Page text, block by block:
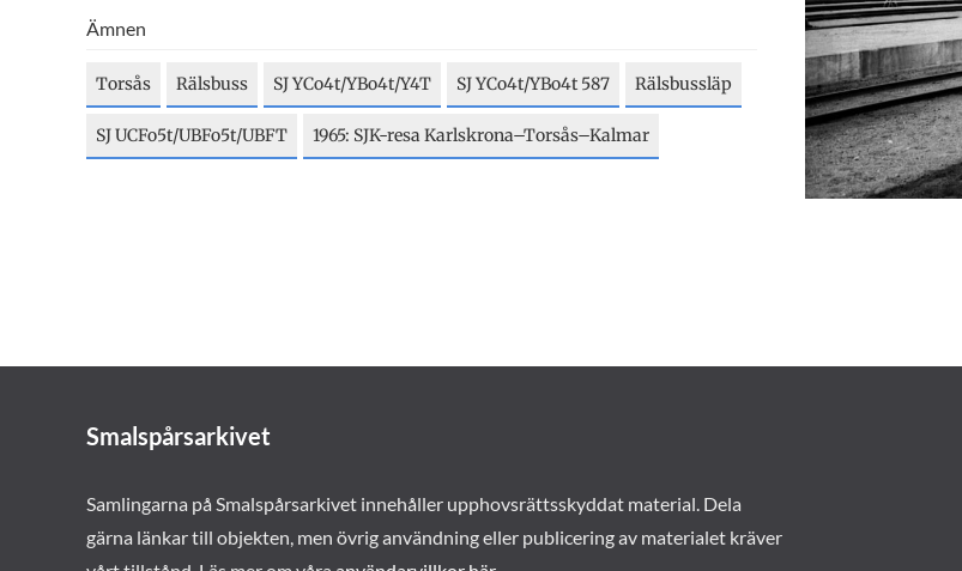
Ämnen
Torsås Rälsbuss SJ YCo4t/YBo4t/Y4T SJ YCo4t/YBo4t 587 Rälsbussläp
SJ UCFo5t/UBFo5t/UBFT 1965: SJK-resa Karlskrona–Torsås–Kalmar
Smalspårsarkivet
Samlingarna på Smalspårsarkivet innehåller upphovsrättsskyddat material. Dela
gärna länkar till objekten, men övrig användning eller publicering av materialet kräver